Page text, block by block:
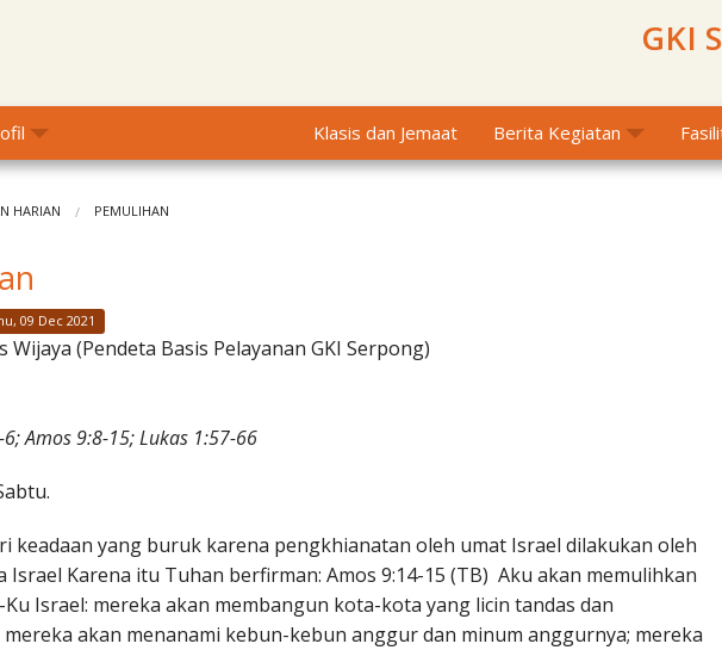
GKI
Klasis dan Jemaat Berita Kegiatan
HARIAN PEMULIHAN
09 Dec 2021
Wijaya (Pendeta Basis Pelayanan GKI Serpong)
6; Amos 9:8-15; Lukas 1:57-66
keadaan yang buruk karena pengkhianatan oleh umat Israel dilakukan oleh
Israel Karena itu Tuhan berfirman: Amos 9:14-15 (TB) Aku akan memulihkan
Israel: mereka akan membangun kota-kota yang licin tandas dan
mereka akan menanami kebun-kebun anggur dan minum anggurnya; mereka